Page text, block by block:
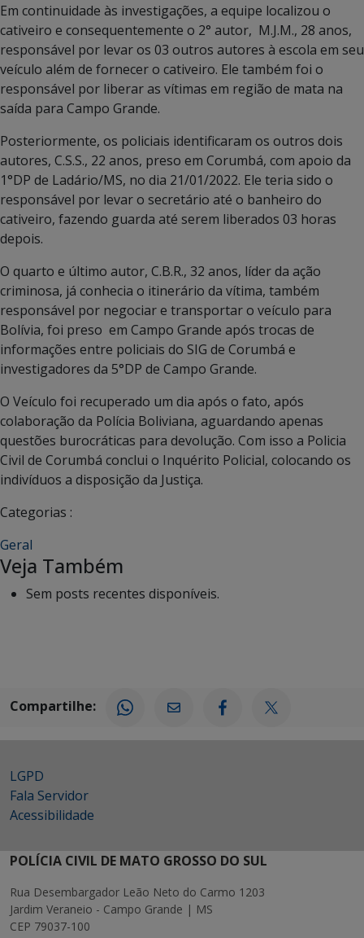
Em continuidade às investigações, a equipe localizou o
cativeiro e consequentemente o 2° autor, M.J.M., 28 anos,
responsável por levar os 03 outros autores à escola em seu
veículo além de fornecer o cativeiro. Ele também foi o
responsável por liberar as vítimas em região de mata na
saída para Campo Grande.
Posteriormente, os policiais identificaram os outros dois
autores, C.S.S., 22 anos, preso em Corumbá, com apoio da
1°DP de Ladário/MS, no dia 21/01/2022. Ele teria sido o
responsável por levar o secretário até o banheiro do
cativeiro, fazendo guarda até serem liberados 03 horas
depois.
O quarto e último autor, C.B.R., 32 anos, líder da ação
criminosa, já conhecia o itinerário da vítima, também
responsável por negociar e transportar o veículo para
Bolívia, foi preso em Campo Grande após trocas de
informações entre policiais do SIG de Corumbá e
investigadores da 5°DP de Campo Grande.
O Veículo foi recuperado um dia após o fato, após
colaboração da Polícia Boliviana, aguardando apenas
questões burocráticas para devolução. Com isso a Policia
Civil de Corumbá conclui o Inquérito Policial, colocando os
indivíduos a disposição da Justiça.
Categorias :
Geral
Veja Também
Sem posts recentes disponíveis.
Compartilhe:
LGPD
Fala Servidor
Acessibilidade
POLÍCIA CIVIL DE MATO GROSSO DO SUL
Rua Desembargador Leão Neto do Carmo 1203
Jardim Veraneio - Campo Grande | MS
CEP 79037-100